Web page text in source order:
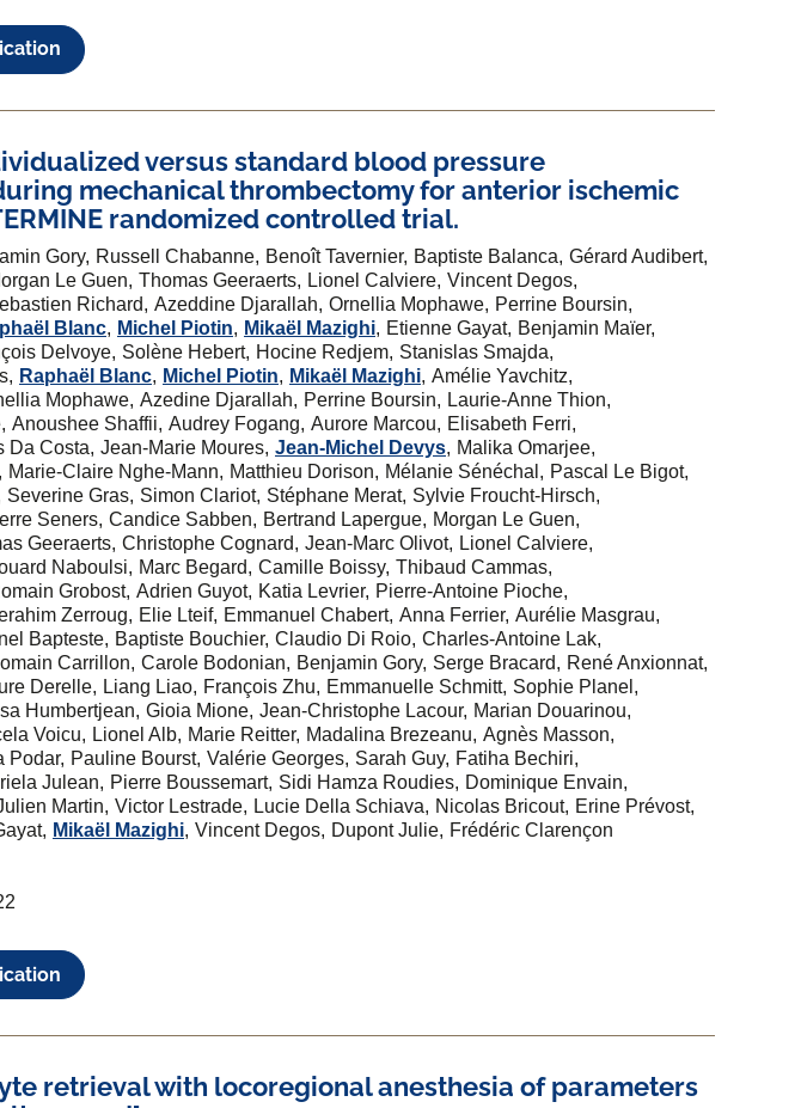
versus standard blood pressure
mechanical thrombectomy for anterior ischemic
randomized controlled trial.
Gory Russell Chabanne Benoît Tavernier Baptiste Balanca Gérard Audibert
Le Guen Thomas Geeraerts Lionel Calviere Vincent Degos
Richard Azeddine Djarallah Ornellia Mophawe
Perrine Boursin
Blanc Michel Piotin Mikaël Mazighi Etienne Gayat
Benjamin Maïer
Delvoye Solène Hebert Hocine Redjem Stanislas Smajda
Raphaël Blanc Michel Piotin Mikaël Mazighi Amélie Yavchitz
Mophawe Azedine Djarallah Perrine Boursin
Laurie-Anne Thion
Anoushee Shaffii Audrey Fogang Aurore Marcou
Elisabeth Ferri
Da Costa Jean-Marie Moures Jean-Michel Devys
Malika Omarjee
Marie-Claire Nghe-Mann Matthieu Dorison Mélanie Sénéchal
Pascal Le Bigot
Severine Gras Simon Clariot Stéphane Merat Sylvie Froucht-Hirsch
Seners Candice Sabben Bertrand Lapergue
Morgan Le Guen
Geeraerts Christophe Cognard Jean-Marc Olivot
Lionel Calviere
Naboulsi Marc Begard Camille Boissy Thibaud Cammas
Grobost Adrien Guyot Katia Levrier
Pierre-Antoine Pioche
Zerroug Elie Lteif Emmanuel Chabert Anna Ferrier Aurélie Masgrau
Bapteste Baptiste Bouchier Claudio Di Roio Charles-Antoine Lak
Carrillon Carole Bodonian Benjamin Gory Serge Bracard
René Anxionnat
Derelle Liang Liao François Zhu Emmanuelle Schmitt Sophie Planel
Humbertjean Gioia Mione Jean-Christophe Lacour
Marian Douarinou
Voicu Lionel Alb Marie Reitter Madalina Brezeanu Agnès Masson
Podar Pauline Bourst Valérie Georges Sarah Guy
Fatiha Bechiri
Julean Pierre Boussemart Sidi Hamza Roudies
Dominique Envain
Martin Victor Lestrade Lucie Della Schiava Nicolas Bricout
Erine Prévost
Mikaël Mazighi Vincent Degos Dupont Julie
Frédéric Clarençon
retrieval with locoregional anesthesia of parameters